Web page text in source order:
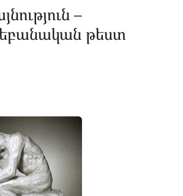
–
թեստ